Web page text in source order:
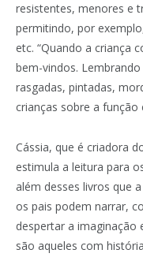
resistentes, menores e
permitindo, por
etc. “Quando a criança
bem-vindos.
rasgadas, pintadas,
crianças sobre a
Cássia, que é criadora
estimula a leitura para
além desses livros que
os pais podem narrar,
despertar a imaginação
são aqueles com